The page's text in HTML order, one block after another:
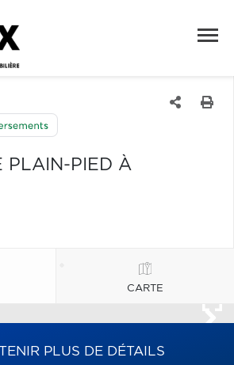
PLAIN-PIED À
CARTE
PLUS DE DÉTAILS